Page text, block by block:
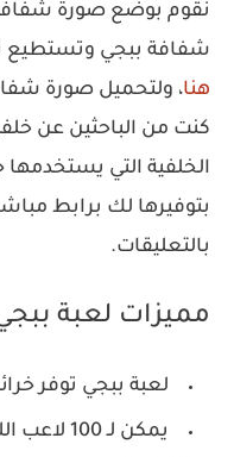
نقوم بوضع صورة
شفافة ببجي وتستطيع
هنا، ولتحميل صورة شفافة
كنت من الباحثين عن
الخلفية التي
بتوفيرها لك برابط
بالتعليقات.
مميزات لعبة
لعبة ببجي توفر
يمكن لـ